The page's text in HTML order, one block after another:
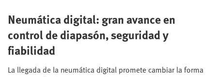
Neumática digital: gran avance en
control de diapasón, seguridad y
fiabilidad
La llegada de la neumática digital promete cambiar la forma